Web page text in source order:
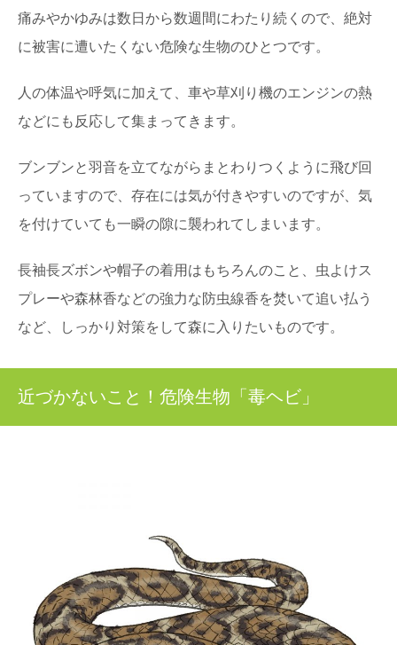
痛みやかゆみは数日から数週間にわたり続くので、絶対
に被害に遭いたくない危険な生物のひとつです。
人の体温や呼気に加えて、車や草刈り機のエンジンの熱
などにも反応して集まってきます。
ブンブンと羽音を立てながらまとわりつくように飛び回
っていますので、存在には気が付きやすいのですが、気
を付けていても一瞬の隙に襲われてしまいます。
長袖長ズボンや帽子の着用はもちろんのこと、虫よけス
プレーや森林香などの強力な防虫線香を焚いて追い払う
など、しっかり対策をして森に入りたいものです。
近づかないこと！危険生物「毒ヘビ」